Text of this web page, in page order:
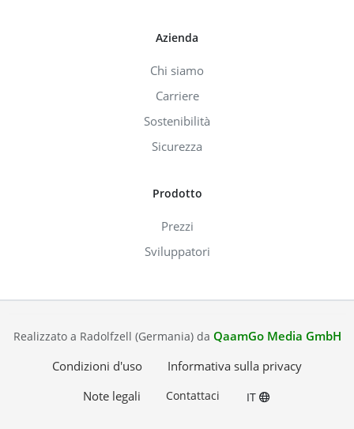
Azienda
Chi siamo
Carriere
Sostenibilità
Sicurezza
Prodotto
Prezzi
Sviluppatori
Realizzato a Radolfzell (Germania) da QaamGo Media GmbH
Condizioni d'uso
Informativa sulla privacy
Note legali
Contattaci IT